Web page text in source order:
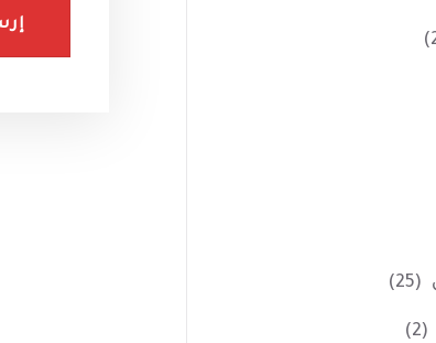
(25)
(2)